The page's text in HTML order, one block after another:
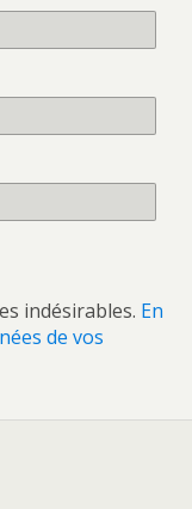
indésirables. En
de vos